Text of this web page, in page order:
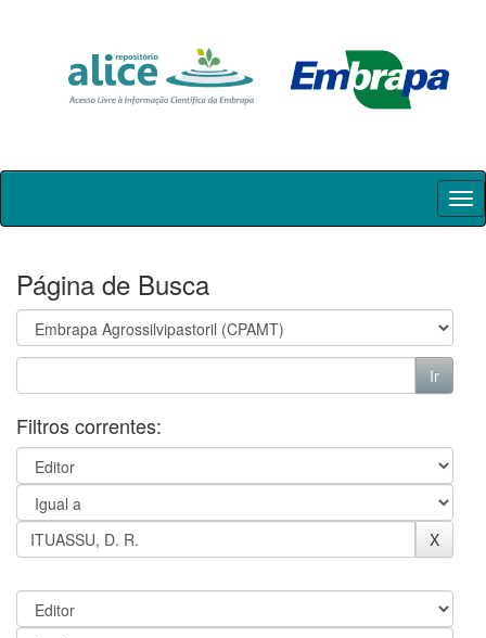
Skip
Página de Busca
Filtros correntes: